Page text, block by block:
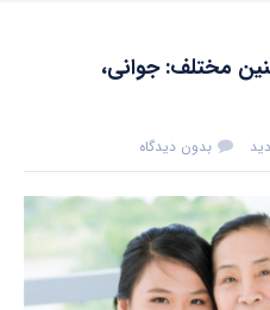
مختلف: جوانی،
بدون دیدگاه